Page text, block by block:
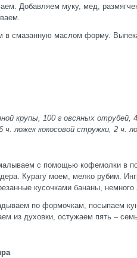
Добавляем муку, мед,
в смазанную маслом форму.
крупы, 100 г овсяных отрубей,
6 ч. ложек кокосовой стружки, 2 ч.
с помощью кофемолки в
Курагу моем, мелко рубим.
кусочками бананы,
по формочкам, посыпаем
из духовки, остужаем пять –